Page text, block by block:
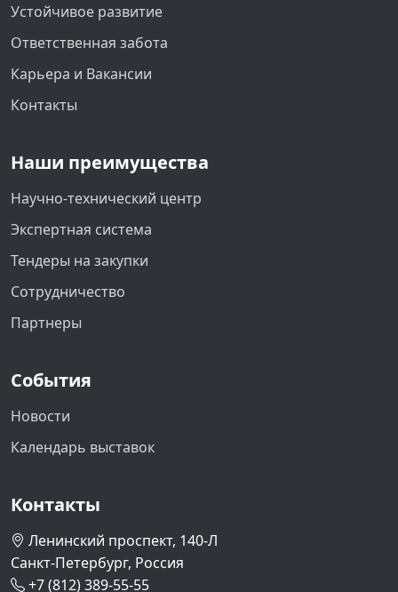
Устойчивое развитие
Ответственная забота
Карьера и Вакансии
Контакты
Наши преимущества
Научно-технический центр
Экспертная система
Тендеры на закупки
Сотрудничество
Партнеры
События
Новости
Календарь выставок
Контакты
Ленинский проспект, 140-Л
Санкт-Петербург, Россия
+7 (812) 389-55-55